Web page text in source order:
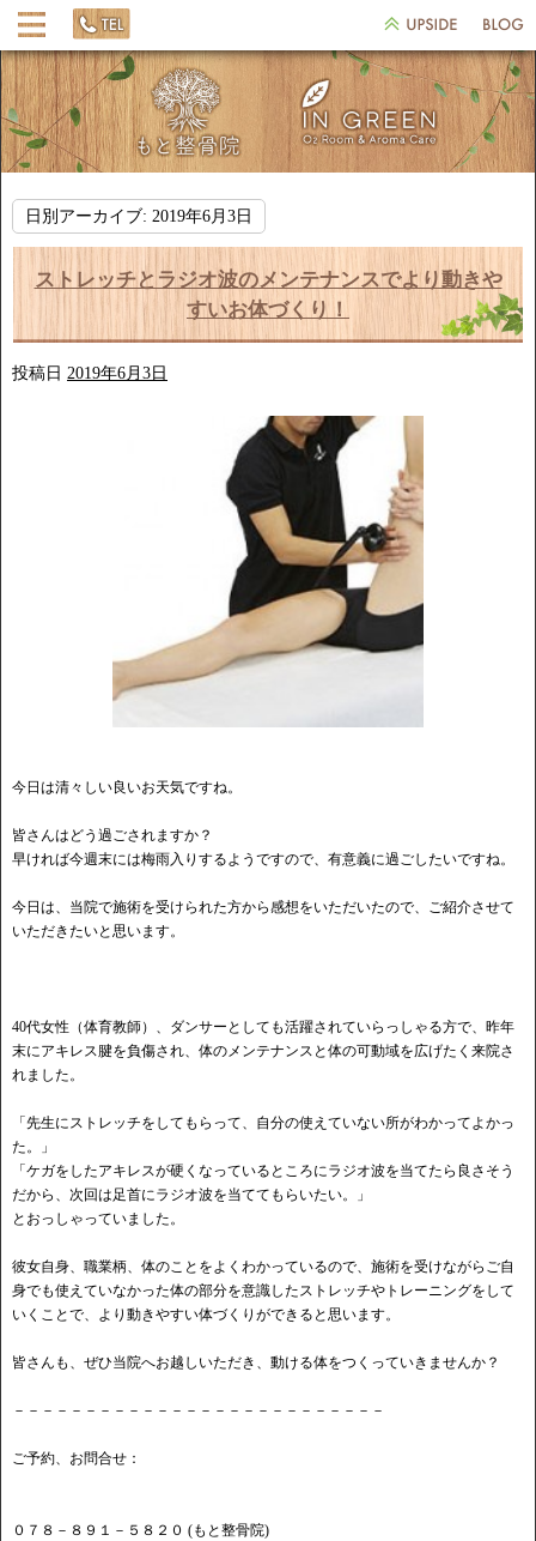
日別アーカイブ: 2019年6月3日
ストレッチとラジオ波のメンテナンスでより動きや
すいお体づくり！
投稿日 2019年6月3日
今日は清々しい良いお天気ですね。
皆さんはどう過ごされますか？
早ければ今週末には梅雨入りするようですので、有意義に過ごしたいですね。
今日は、当院で施術を受けられた方から感想をいただいたので、ご紹介させて
いただきたいと思います。
40代女性（体育教師）、ダンサーとしても活躍されていらっしゃる方で、昨年
末にアキレス腱を負傷され、体のメンテナンスと体の可動域を広げたく来院さ
れました。
「先生にストレッチをしてもらって、自分の使えていない所がわかってよかっ
た。」
「ケガをしたアキレスが硬くなっているところにラジオ波を当てたら良さそう
だから、次回は足首にラジオ波を当ててもらいたい。」
とおっしゃっていました。
彼女自身、職業柄、体のことをよくわかっているので、施術を受けながらご自
身でも使えていなかった体の部分を意識したストレッチやトレーニングをして
いくことで、より動きやすい体づくりができると思います。
皆さんも、ぜひ当院へお越しいただき、動ける体をつくっていきませんか？
－－－－－－－－－－－－－－－－－－－－－－－－－－
ご予約、お問合せ：
０７８－８９１－５８２０ (もと整骨院)